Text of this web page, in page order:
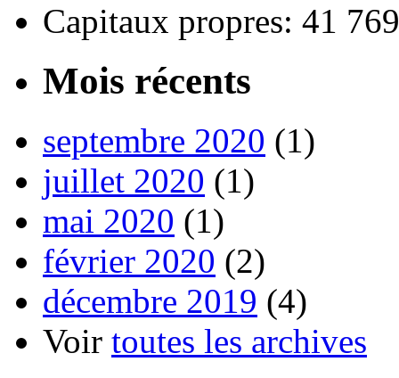
Capitaux propres: 41
Mois récents
septembre 2020 (1)
juillet 2020 (1)
mai 2020 (1)
février 2020 (2)
décembre 2019 (4)
Voir toutes les archives